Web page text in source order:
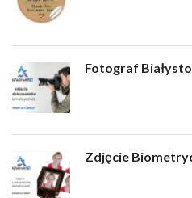
Fotograf
Zdjęcie